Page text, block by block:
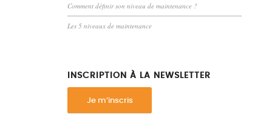
Comment définir son niveau de maintenance ?
Les 5 niveaux de maintenance
INSCRIPTION À LA NEWSLETTER
Je m’inscris